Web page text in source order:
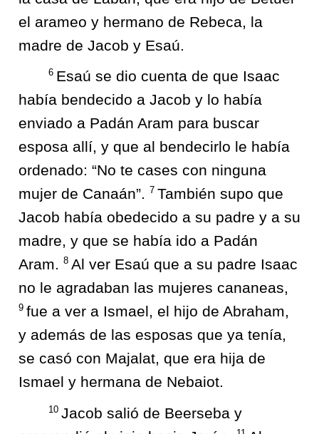
el arameo y hermano de Rebeca, la
madre de Jacob y Esaú.
6 Esaú se dio cuenta de que Isaac
había bendecido a Jacob y lo había
enviado a Padán Aram para buscar
esposa allí, y que al bendecirlo le había
ordenado: “No te cases con ninguna
mujer de Canaán”.
7 También supo que
Jacob había obedecido a su padre y a su
madre, y que se había ido a Padán
Aram. 8 Al ver Esaú que a su padre Isaac
no le agradaban las mujeres cananeas,
9 fue a ver a Ismael, el hijo de Abraham,
y además de las esposas que ya tenía,
se casó con Majalat, que era hija de
Ismael y hermana de Nebaiot.
10 Jacob salió de Beerseba y